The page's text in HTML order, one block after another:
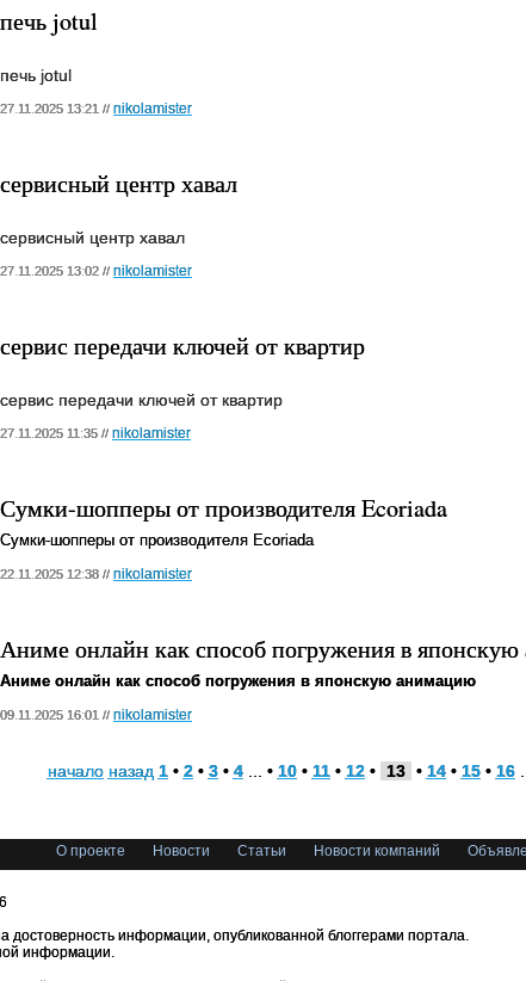
печь jotul
печь jotul
27.11.2025 13:21 // nikolamister
сервисный центр хавал
сервисный центр хавал
27.11.2025 13:02 // nikolamister
сервис передачи ключей от квартир
сервис передачи ключей от квартир
27.11.2025 11:35 // nikolamister
Сумки-шопперы от производителя Ecoriada
Сумки-шопперы от производителя Ecoriada
22.11.2025 12:38 // nikolamister
Аниме онлайн как способ погружения в
Аниме онлайн как способ погружения в японскую анимацию
09.11.2025 16:01 // nikolamister
начало назад 1• 2• 3• 4... • 10• 11• 12• 13 • 14• 15• 16
О проекте Новости Статьи Новости компаний
достоверность информации, опубликованной блоггерами портала.
информации.